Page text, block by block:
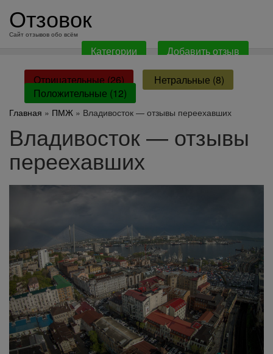
содержанию
Отзовок
Сайт отзывов обо всём
Категории Добавить отзыв
Отрицательные (26)
Нетральные (8)
Положительные (12)
Главная » ПМЖ » Владивосток — отзывы переехавших
Владивосток — отзывы
переехавших